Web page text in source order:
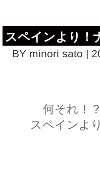
スペインより！
BY minori sato |
何それ！
スペインよ